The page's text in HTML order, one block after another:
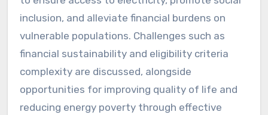
inclusion, and alleviate financial burdens on
vulnerable populations. Challenges such as
financial sustainability and eligibility criteria
complexity are discussed, alongside
opportunities for improving quality of life and
reducing energy poverty through effective